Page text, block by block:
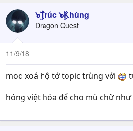
c
t
i
o
n
s
๖ۣۜTrúc ๖ۣۜKhùng
Dragon Quest
11/9/18
mod xoá hộ tớ topic trùng với
hóng việt hóa để cho mù chữ